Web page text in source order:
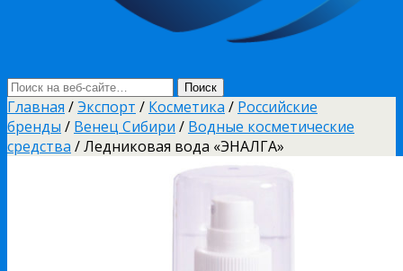
Главная /Экспорт / Косметика / Российские
бренды / Венец Сибири / Водные косметические
средства / Ледниковая вода «ЭНАЛГА»